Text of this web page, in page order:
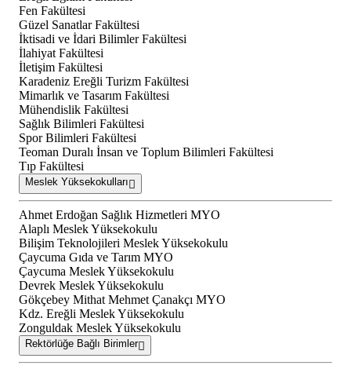
Fen Fakültesi
Güzel Sanatlar Fakültesi
İktisadi ve İdari Bilimler Fakültesi
İlahiyat Fakültesi
İletişim Fakültesi
Karadeniz Ereğli Turizm Fakültesi
Mimarlık ve Tasarım Fakültesi
Mühendislik Fakültesi
Sağlık Bilimleri Fakültesi
Spor Bilimleri Fakültesi
Teoman Duralı İnsan ve Toplum Bilimleri Fakültesi
Tıp Fakültesi
Meslek Yüksekokulları
Ahmet Erdoğan Sağlık Hizmetleri MYO
Alaplı Meslek Yüksekokulu
Bilişim Teknolojileri Meslek Yüksekokulu
Çaycuma Gıda ve Tarım MYO
Çaycuma Meslek Yüksekokulu
Devrek Meslek Yüksekokulu
Gökçebey Mithat Mehmet Çanakçı MYO
Kdz. Ereğli Meslek Yüksekokulu
Zonguldak Meslek Yüksekokulu
Rektörlüğe Bağlı Birimler